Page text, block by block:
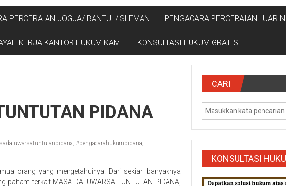
PERCERAIAN JOGJA/ BANTUL/ SLEMAN PENGACARA PERCERAIAN LUAR
KERJA KANTOR HUKUM KAMI KONSULTASI HUKUM GRATIS
PIDANA
, #pengacarahukumpidana,
orang yang mengetahuinya. Dari sekian banyaknya
terkait MASA DALUWARSA TUNTUTAN PIDANA,
CARI
KONSULTASI